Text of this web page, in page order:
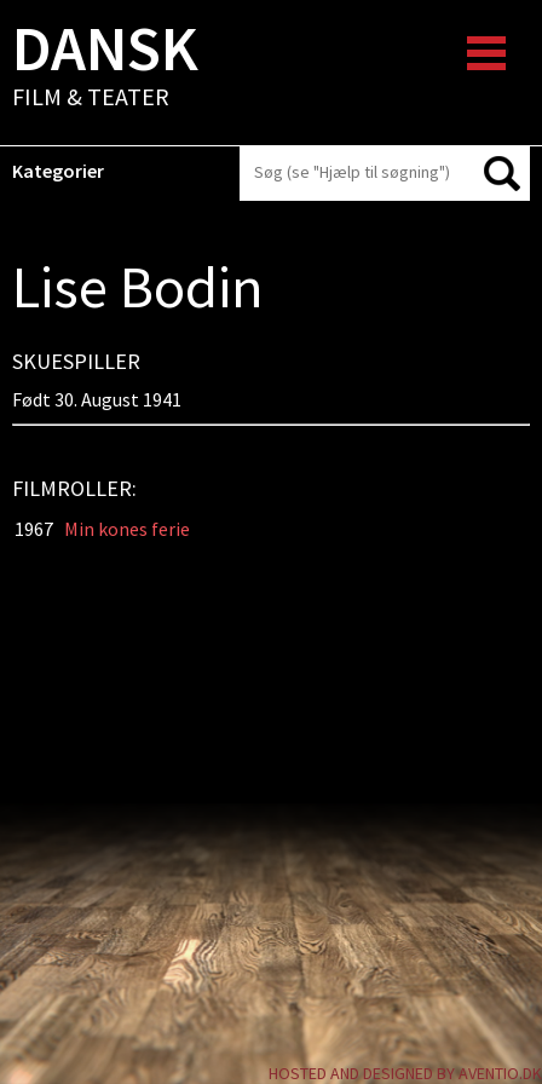
DANSK
FILM & TEATER
Kategorier
Lise Bodin
SKUESPILLER
Født 30. August 1941
FILMROLLER:
1967 Min kones ferie
HOSTED AND DESIGNED BY AVENTIO.DK